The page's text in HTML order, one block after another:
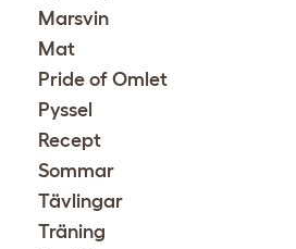
Marsvin
Mat
Pride of Omlet
Pyssel
Recept
Sommar
Tävlingar
Träning